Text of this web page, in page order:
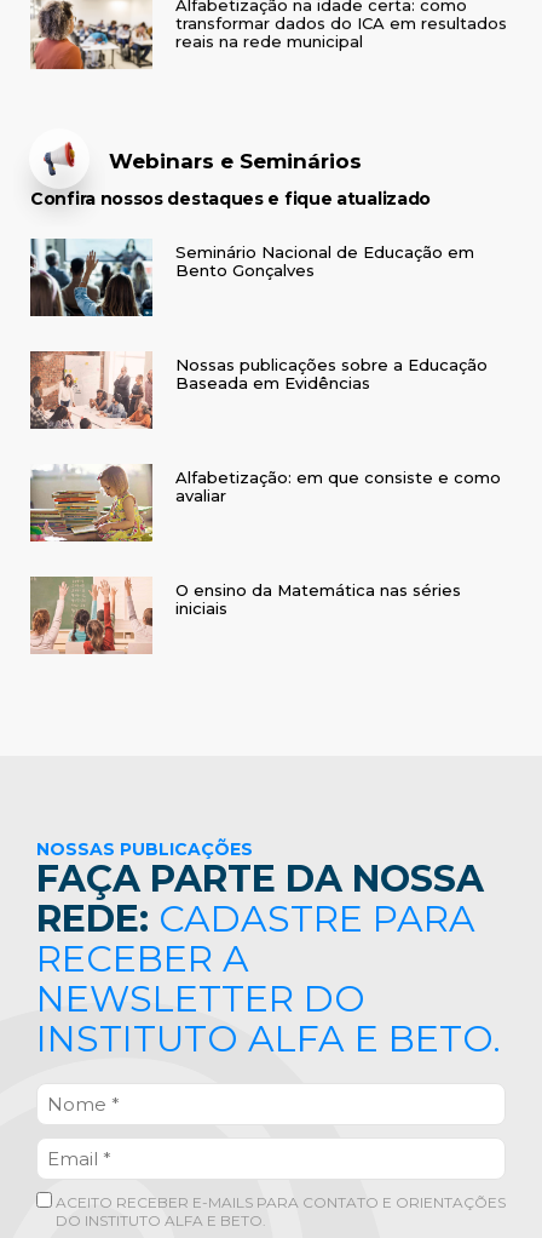
transformar dados do ICA em resultados
reais na rede municipal
Webinars e Seminários
Confira nossos destaques e fique atualizado
Seminário Nacional de Educação em
Bento Gonçalves
Nossas publicações sobre a Educação
Baseada em Evidências
Alfabetização: em que consiste e como
avaliar
O ensino da Matemática nas séries
iniciais
NOSSAS PUBLICAÇÕES
FAÇA PARTE DA NOSSA
REDE: CADASTRE PARA
RECEBER A
NEWSLETTER DO
INSTITUTO ALFA E BETO.
ACEITO RECEBER E-MAILS PARA CONTATO E ORIENTAÇÕES
DO INSTITUTO ALFA E BETO.